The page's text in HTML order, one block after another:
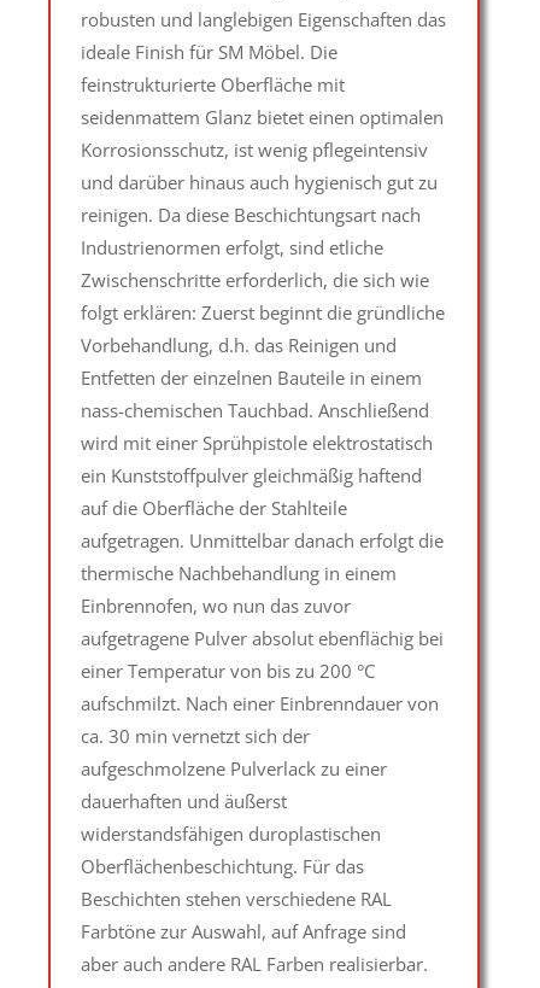
robusten und langlebigen Eigenschaften das
ideale Finish für SM Möbel. Die
feinstrukturierte Oberfläche mit
seidenmattem Glanz bietet einen optimalen
Korrosionsschutz, ist wenig pflegeintensiv
und darüber hinaus auch hygienisch gut zu
reinigen. Da diese Beschichtungsart nach
Industrienormen erfolgt, sind etliche
Zwischenschritte erforderlich, die sich wie
folgt erklären: Zuerst beginnt die gründliche
Vorbehandlung, d.h. das Reinigen und
Entfetten der einzelnen Bauteile in einem
nass-chemischen Tauchbad. Anschließend
wird mit einer Sprühpistole elektrostatisch
ein Kunststoffpulver gleichmäßig haftend
auf die Oberfläche der Stahlteile
aufgetragen. Unmittelbar danach erfolgt die
thermische Nachbehandlung in einem
Einbrennofen, wo nun das zuvor
aufgetragene Pulver absolut ebenflächig bei
einer Temperatur von bis zu 200 °C
aufschmilzt. Nach einer Einbrenndauer von
ca. 30 min vernetzt sich der
aufgeschmolzene Pulverlack zu einer
dauerhaften und äußerst
widerstandsfähigen duroplastischen
Oberflächenbeschichtung. Für das
Beschichten stehen verschiedene RAL
Farbtöne zur Auswahl, auf Anfrage sind
aber auch andere RAL Farben realisierbar.